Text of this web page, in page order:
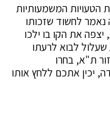
הטעויות המשמעותיות
נאמר לחשוד שזכותו
יצפה את הקו בו ילכו
לבוא לרעתו
ת"א, בחרו
יכין אתכם ללחץ אותו